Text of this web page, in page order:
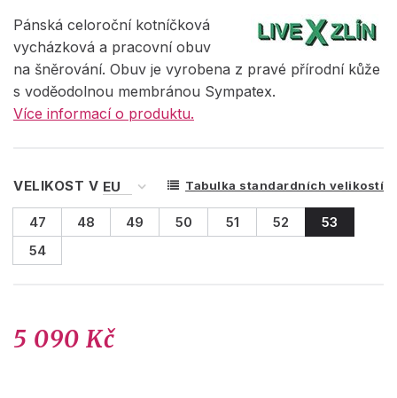
Pánská celoroční kotníčková
vycházková a pracovní obuv
na šněrování. Obuv je vyrobena z pravé přírodní kůže
s voděodolnou membránou Sympatex.
Více informací o produktu.
VELIKOST V Tabulka standardních velikostí
47 48 49 50 51 52
53
54
5 090 Kč